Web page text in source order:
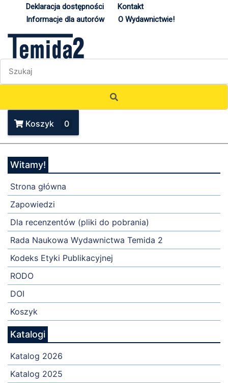
Deklaracja dostępności
Kontakt
Informacje dla autorów
O Wydawnictwie!
Koszyk 0
Witamy!
Strona główna
Zapowiedzi
Dla recenzentów (pliki do pobrania)
Rada Naukowa Wydawnictwa Temida 2
Kodeks Etyki Publikacyjnej
RODO
DOI
Koszyk
Katalogi
Katalog 2026
Katalog 2025